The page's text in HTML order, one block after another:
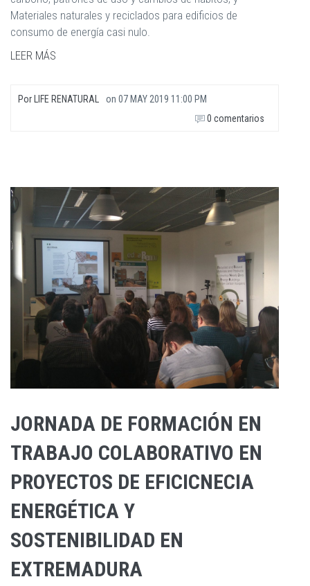
Materiales naturales y reciclados para edificios de
consumo de energía casi nulo.
LEER MÁS
Por LIFE RENATURAL on 07 MAY 2019 11:00 PM
0 comentarios
JORNADA DE FORMACIÓN EN
TRABAJO COLABORATIVO EN
PROYECTOS DE EFICICNECIA
ENERGÉTICA Y
SOSTENIBILIDAD EN
EXTREMADURA